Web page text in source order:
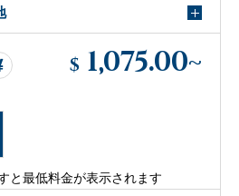
$ 1,075.00~
と最低料金が表示されます